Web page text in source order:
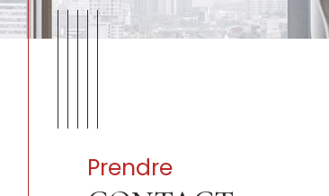
Prendre